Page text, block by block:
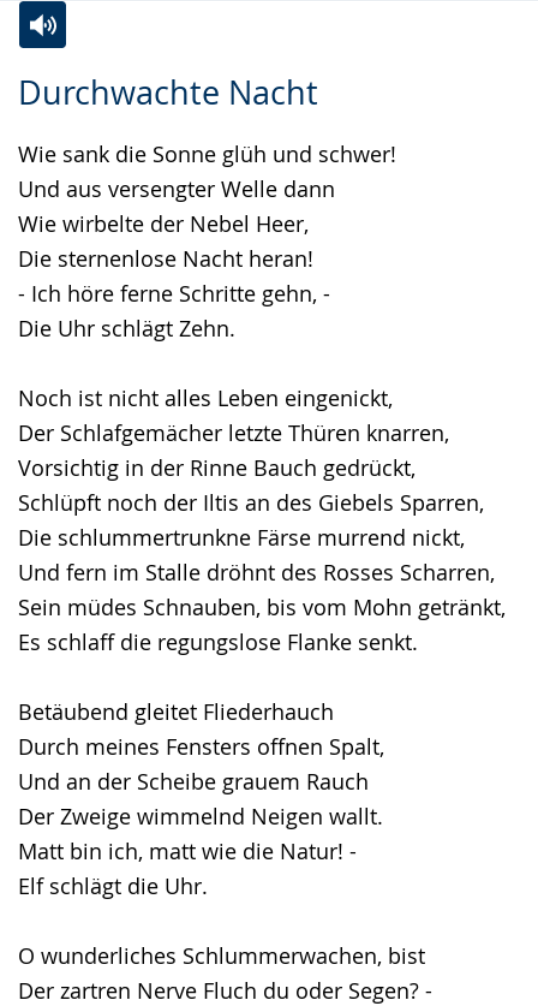
Durchwachte Nacht
Wie sank die Sonne glüh und schwer!
Und aus versengter Welle dann
Wie wirbelte der Nebel Heer,
Die sternenlose Nacht heran!
- Ich höre ferne Schritte gehn, -
Die Uhr schlägt Zehn.
Noch ist nicht alles Leben eingenickt,
Der Schlafgemächer letzte Thüren knarren,
Vorsichtig in der Rinne Bauch gedrückt,
Schlüpft noch der Iltis an des Giebels Sparren,
Die schlummertrunkne Färse murrend nickt,
Und fern im Stalle dröhnt des Rosses Scharren,
Sein müdes Schnauben, bis vom Mohn getränkt,
Es schlaff die regungslose Flanke senkt.
Betäubend gleitet Fliederhauch
Durch meines Fensters offnen Spalt,
Und an der Scheibe grauem Rauch
Der Zweige wimmelnd Neigen wallt.
Matt bin ich, matt wie die Natur! -
Elf schlägt die Uhr.
O wunderliches Schlummerwachen, bist
Der zartren Nerve Fluch du oder Segen? -
Leichten
wechseln.
Audio-
Video
Deutscher
Gebärdensprache
wird
angezeigt.